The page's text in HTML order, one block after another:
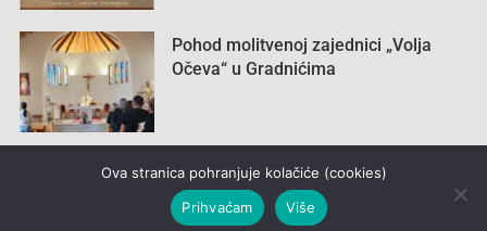
Pohod molitvenoj zajednici „Volja
Očeva“ u Gradnićima
Ova stranica pohranjuje kolačiće (cookies)
Prihvaćam
Više